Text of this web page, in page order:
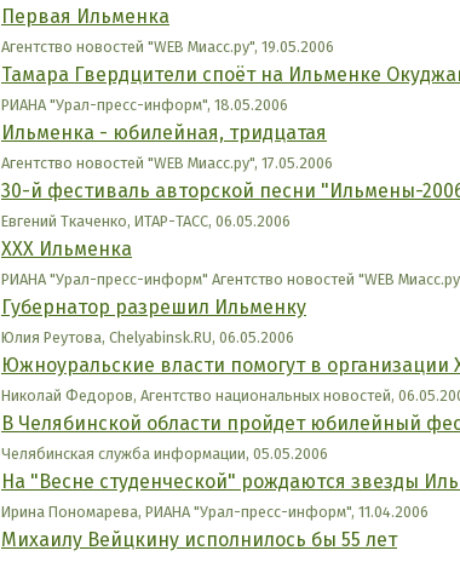
Первая Ильменка
Агентство новостей "WEB Миасс.ру", 19.05.2006
Тамара Гвердцители споёт на Ильменке
РИАНА "Урал-пресс-информ", 18.05.2006
Ильменка - юбилейная, тридцатая
Агентство новостей "WEB Миасс.ру", 17.05.2006
30-й фестиваль авторской песни "Ильмены-
Евгений Ткаченко, ИТАР-ТАСС, 06.05.2006
ХХХ Ильменка
РИАНА "Урал-пресс-информ" Агентство новостей "WEB
Губернатор разрешил Ильменку
Юлия Реутова, Chelyabinsk.RU, 06.05.2006
Южноуральские власти помогут в организации
Николай Федоров, Агентство национальных новостей,
В Челябинской области пройдет юбилейный
Челябинская служба информации, 05.05.2006
На "Весне студенческой" рождаются звезды
Ирина Пономарева, РИАНА "Урал-пресс-информ", 11.04.2006
Михаилу Вейцкину исполнилось бы 55 лет